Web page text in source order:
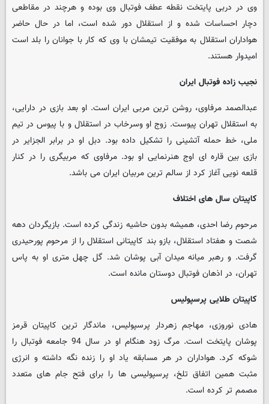
وی در دربی پایتخت نقطه عطف فوتبال وی بوده و هرچند در مقاطعی
دچار احساسات شده و از استقلال دور شده است، اما در حال حاضر
هواداران استقلال به موفقیت تیمشان با وی که کار با جوانان را بلد است
امیدوار هستند.
نجیب زاده فوتبال ایران
عبدالصمد مرفاوی، روشن ترین مربی ایران است. او بعد بازی در دارایی،
به استقلال تهران پیوست. زوج او وسرخاب در استقلال و با پیوس در تیم
ملی، خط حمله آتشینی را تشکیل داده بود. دبل او در برابر الجزایر در
بازی بین قاره ای اوج هنرنمایی او بود. مرفاوی که مربیگری را در کنار
قلعه نویی آغاز کرد از سالم ترین مربیان ایران می باشد.
کاپیتان سال های اختلاف
مرحوم رضا احدی، همیشه بدون حاشیه زندگی کرده است. بازیگردان دهه
شصت و هفتاد استقلال، بازو بند کاپیتانی استقلال را از مرحوم پورحیدری
گرفت. و رهبر میانه میدان آبی پوشان شد. گل چهل متری او به پاس
تهران، در اذهان فوتبال دوستان مانده است.
کاپیتان طلایی پرسپولیس
هادی نوروزی، مهاجم زهردار پرسپولیس، ماندگار ترین کاپیتان قرمز
پوشان پایتخت است. مرگ زود هنگام او در سال 94 جامعه فوتبال را
شوکه کرد. هواداران در هر مسابقه یاد او را زنده نگه داشته و انرژی
مثبت همین اتفاق تلخ، پرسپولیسی ها را برای فتح جام های متعدد
مصمم تر کرده است.